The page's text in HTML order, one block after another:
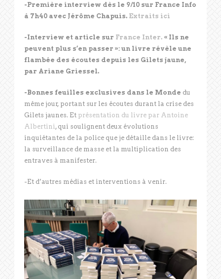
-Première interview dès le 9/10 sur France Info
à 7h40 avec Jérôme Chapuis. Extraits ici
-Interview et article sur France Inter. « Ils ne
peuvent plus s’en passer »: un livre révèle une
flambée des écoutes depuis les Gilets jaune,
par Ariane Griessel.
-Bonnes feuilles exclusives dans le Monde du
même jour, portant sur les écoutes durant la crise des
Gilets jaunes. Et présentation du livre par Antoine
Albertini , qui soulignent deux évolutions
inquiétantes de la police que je détaille dans le livre:
la surveillance de masse et la multiplication des
entraves à manifester.
-Et d’autres médias et interventions à venir.